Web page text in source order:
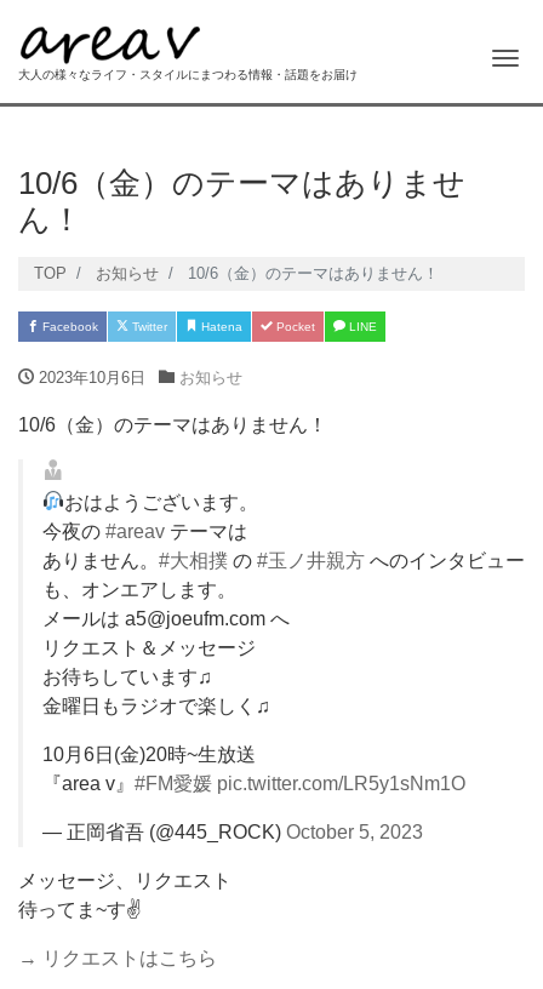
大人の様々なライフ・スタイルにまつわる情報・話題をお届け
10/6（金）のテーマはありませ
ん！
TOP お知らせ 10/6（金）のテーマはありません！
Facebook Twitter Hatena Pocket LINE
2023年10月6日 お知らせ
10/6（金）のテーマはありません！
おはようございます。
今夜の #areav テーマは
ありません。 #大相撲 の #玉ノ井親方 へのインタビュー
も、オンエアします。
メールは a5@joeufm.com へ
リクエスト＆メッセージ
お待ちしています♫
金曜日もラジオで楽しく♫
10月6日(金)20時~生放送
『area v』 #FM愛媛 pic.twitter.com/LR5y1sNm1O
— 正岡省吾 (@445_ROCK) October 5, 2023
メッセージ、リクエスト
待ってま~す✌️
→ リクエストはこちら